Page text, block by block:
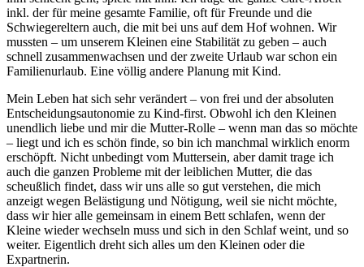
inkl. der für meine gesamte Familie, oft für Freunde und die
Schwiegereltern auch, die mit bei uns auf dem Hof wohnen. Wir
mussten – um unserem Kleinen eine Stabilität zu geben – auch
schnell zusammenwachsen und der zweite Urlaub war schon ein
Familienurlaub. Eine völlig andere Planung mit Kind.
Mein Leben hat sich sehr verändert – von frei und der absoluten
Entscheidungsautonomie zu Kind-first. Obwohl ich den Kleinen
unendlich liebe und mir die Mutter-Rolle – wenn man das so möchte
– liegt und ich es schön finde, so bin ich manchmal wirklich enorm
erschöpft. Nicht unbedingt vom Muttersein, aber damit trage ich
auch die ganzen Probleme mit der leiblichen Mutter, die das
scheußlich findet, dass wir uns alle so gut verstehen, die mich
anzeigt wegen Belästigung und Nötigung, weil sie nicht möchte,
dass wir hier alle gemeinsam in einem Bett schlafen, wenn der
Kleine wieder wechseln muss und sich in den Schlaf weint, und so
weiter. Eigentlich dreht sich alles um den Kleinen oder die
Expartnerin.